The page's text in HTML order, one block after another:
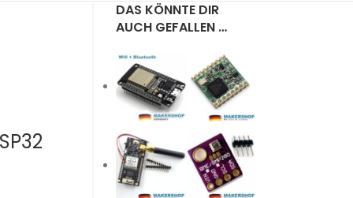
DAS KÖNNTE DIR
AUCH GEFALLEN …